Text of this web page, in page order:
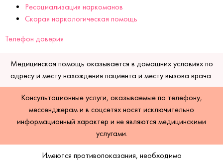
Ресоциализация наркоманов
Скорая наркологическая помощь
Телефон доверия
Медицинская помощь оказывается в домашних условиях по
адресу и месту нахождения пациента и месту вызова врача.
Консультационные услуги, оказываемые по телефону,
мессенджерам и в соцсетях носят исключительно
информационный характер и не являются медицинскими
услугами.
Имеются противопоказания, необходимо